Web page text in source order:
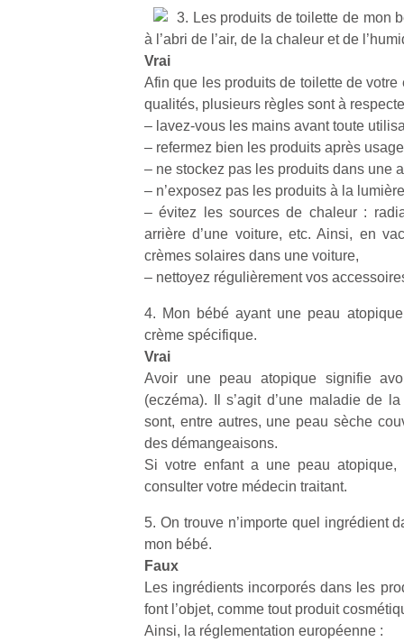
3. Les produits de toilette de mon
à l’abri de l’air, de la chaleur et de
Vrai
Afin que les produits de toilette de
qualités, plusieurs règles sont à
– lavez-vous les mains avant toute
– refermez bien les produits après
– ne stockez pas les produits dans une
– n’exposez pas les produits à la
– évitez les sources de chaleur :
arrière d’une voiture, etc. Ainsi, en
crèmes solaires dans une voiture,
– nettoyez régulièrement vos
4. Mon bébé ayant une peau
crème spécifique.
Vrai
Avoir une peau atopique signifie
(eczéma). Il s’agit d’une maladie de
sont, entre autres, une peau sèche
des démangeaisons.
Si votre enfant a une peau
consulter votre médecin traitant.
5. On trouve n’importe quel ingrédient
mon bébé.
Faux
Les ingrédients incorporés dans les
font l’objet, comme tout produit
Ainsi, la réglementation européenne :
Des
trampolines